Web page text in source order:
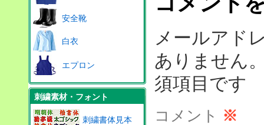
メールアド
ありません
須項目です
コメント ※
安全靴
白衣
エプロン
刺繍素材・フォント
刺繍書体見本